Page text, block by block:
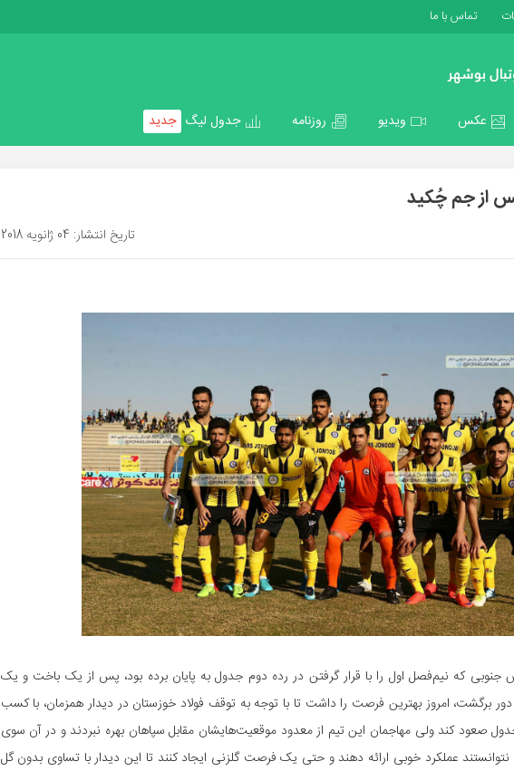
تماس با ما
عکس ویدیو روزنامه جدول لیگ جدید
از جم چُکید
تاریخ انتشار: 04 ژانویه 2018
جنوبی که نیم‌فصل اول را با قرار گرفتن در رده دوم جدول به پایان برده بود، پس از یک باخت و یک
برگشت، امروز بهترین فرصت را داشت تا با توجه به توقف فولاد خوزستان در دیدار همزمان، با کسب
صعود کند ولی مهاجمان این تیم از معدود موقعیت‌هایشان مقابل سپاهان بهره نبردند و در آن سوی
نتوانستند عملکرد خوبی ارائه دهند و حتی یک فرصت گلزنی ایجاد کنند تا این دیدار با تساوی بدون گل